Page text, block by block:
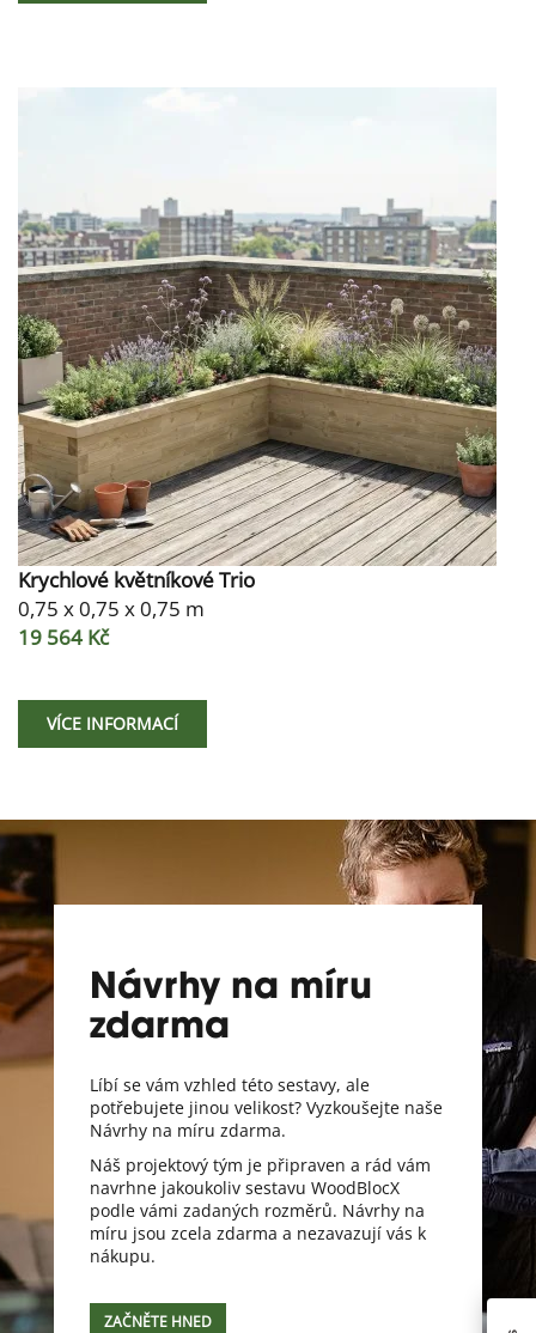
Krychlové květníkové Trio
0,75 x 0,75 x 0,75 m
19 564 Kč
VÍCE INFORMACÍ
Návrhy na míru
zdarma
Líbí se vám vzhled této sestavy, ale
potřebujete jinou velikost? Vyzkoušejte naše
Návrhy na míru zdarma.
Náš projektový tým je připraven a rád vám
navrhne jakoukoliv sestavu WoodBlocX
podle vámi zadaných rozměrů. Návrhy na
míru jsou zcela zdarma a nezavazují vás k
nákupu.
ZAČNĚTE HNED